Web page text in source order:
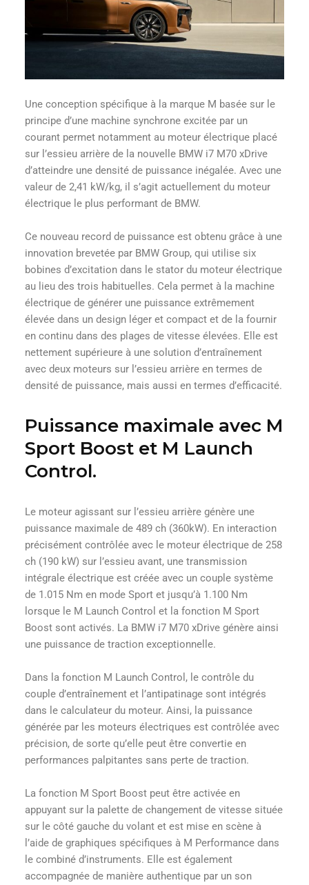
Une conception spécifique à la marque M basée sur le
principe d’une machine synchrone excitée par un
courant permet notamment au moteur électrique placé
sur l’essieu arrière de la nouvelle BMW i7 M70 xDrive
d’atteindre une densité de puissance inégalée. Avec une
valeur de 2,41 kW/kg, il s’agit actuellement du moteur
électrique le plus performant de BMW.
Ce nouveau record de puissance est obtenu grâce à une
innovation brevetée par BMW Group, qui utilise six
bobines d’excitation dans le stator du moteur électrique
au lieu des trois habituelles. Cela permet à la machine
électrique de générer une puissance extrêmement
élevée dans un design léger et compact et de la fournir
en continu dans des plages de vitesse élevées. Elle est
nettement supérieure à une solution d’entraînement
avec deux moteurs sur l’essieu arrière en termes de
densité de puissance, mais aussi en termes d’efficacité.
Puissance maximale avec M
Sport Boost et M Launch
Control.
Le moteur agissant sur l’essieu arrière génère une
puissance maximale de 489 ch (360kW). En interaction
précisément contrôlée avec le moteur électrique de 258
ch (190 kW) sur l’essieu avant, une transmission
intégrale électrique est créée avec un couple système
de 1.015 Nm en mode Sport et jusqu’à 1.100 Nm
lorsque le M Launch Control et la fonction M Sport
Boost sont activés. La BMW i7 M70 xDrive génère ainsi
une puissance de traction exceptionnelle.
Dans la fonction M Launch Control, le contrôle du
couple d’entraînement et l’antipatinage sont intégrés
dans le calculateur du moteur. Ainsi, la puissance
générée par les moteurs électriques est contrôlée avec
précision, de sorte qu’elle peut être convertie en
performances palpitantes sans perte de traction.
La fonction M Sport Boost peut être activée en
appuyant sur la palette de changement de vitesse située
sur le côté gauche du volant et est mise en scène à
l’aide de graphiques spécifiques à M Performance dans
le combiné d’instruments. Elle est également
accompagnée de manière authentique par un son